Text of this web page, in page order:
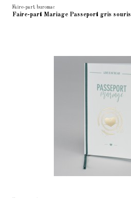
Faire-part buromac
Faire-part Mariage Passeport gris souris